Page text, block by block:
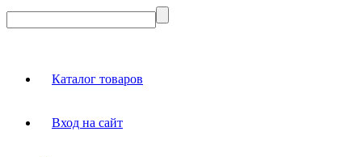
Каталог товаров
Вход на сайт